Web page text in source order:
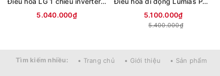
5.040.000₫
5.100.000₫
5.400.000₫
Tìm kiếm nhiều: • Trang chủ • Giới thiệu • Sản phẩm